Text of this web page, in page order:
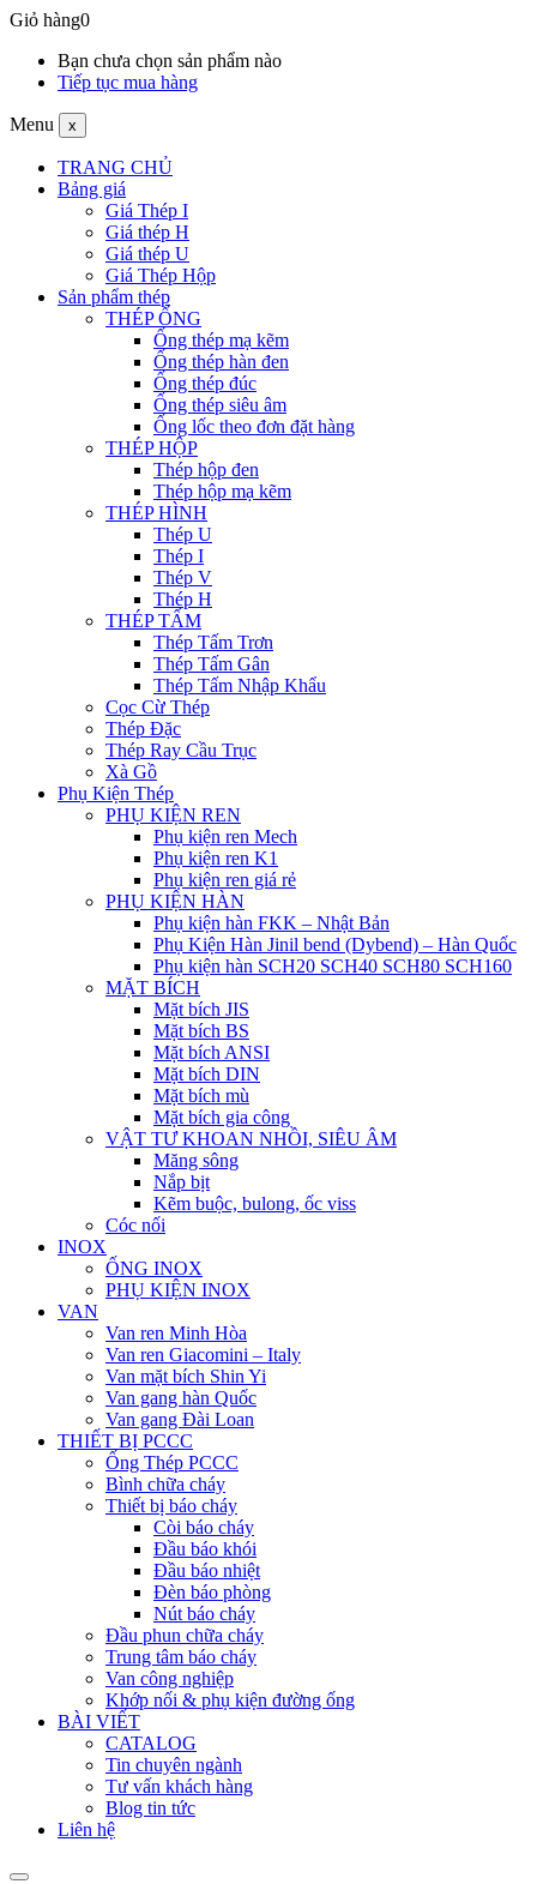
Giỏ hàng0
Bạn chưa chọn sản phẩm nào
Tiếp tục mua hàng
Menu x
TRANG CHỦ
Bảng giá
Giá Thép I
Giá thép H
Giá thép U
Giá Thép Hộp
Sản phẩm thép
THÉP ỐNG
Ống thép mạ kẽm
Ống thép hàn đen
Ống thép đúc
Ống thép siêu âm
Ống lốc theo đơn đặt hàng
THÉP HỘP
Thép hộp đen
Thép hộp mạ kẽm
THÉP HÌNH
Thép U
Thép I
Thép V
Thép H
THÉP TẤM
Thép Tấm Trơn
Thép Tấm Gân
Thép Tấm Nhập Khẩu
Cọc Cừ Thép
Thép Đặc
Thép Ray Cầu Trục
Xà Gồ
Phụ Kiện Thép
PHỤ KIỆN REN
Phụ kiện ren Mech
Phụ kiện ren K1
Phụ kiện ren giá rẻ
PHỤ KIỆN HÀN
Phụ kiện hàn FKK – Nhật Bản
Phụ Kiện Hàn Jinil bend (Dybend) – Hàn Quốc
Phụ kiện hàn SCH20 SCH40 SCH80 SCH160
MẶT BÍCH
Mặt bích JIS
Mặt bích BS
Mặt bích ANSI
Mặt bích DIN
Mặt bích mù
Mặt bích gia công
VẬT TƯ KHOAN NHỒI, SIÊU ÂM
Măng sông
Nắp bịt
Kẽm buộc, bulong, ốc viss
Cóc nối
INOX
ỐNG INOX
PHỤ KIỆN INOX
VAN
Van ren Minh Hòa
Van ren Giacomini – Italy
Van mặt bích Shin Yi
Van gang hàn Quốc
Van gang Đài Loan
THIẾT BỊ PCCC
Ống Thép PCCC
Bình chữa cháy
Thiết bị báo cháy
Còi báo cháy
Đầu báo khói
Đầu báo nhiệt
Đèn báo phòng
Nút báo cháy
Đầu phun chữa cháy
Trung tâm báo cháy
Van công nghiệp
Khớp nối & phụ kiện đường ống
BÀI VIẾT
CATALOG
Tin chuyên ngành
Tư vấn khách hàng
Blog tin tức
Liên hệ